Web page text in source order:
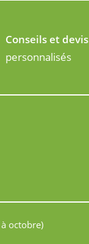
Conseils et devis
personnalisés
octobre)